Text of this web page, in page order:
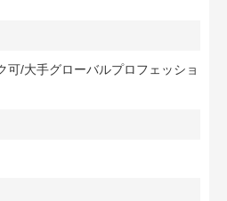
可/大手グローバルプロフェッショ